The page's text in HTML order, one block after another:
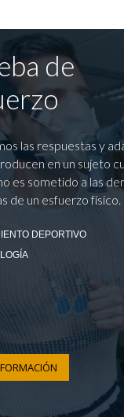
de
las respuestas y
en un sujeto
es sometido a las
de un esfuerzo físico.
DEPORTIVO